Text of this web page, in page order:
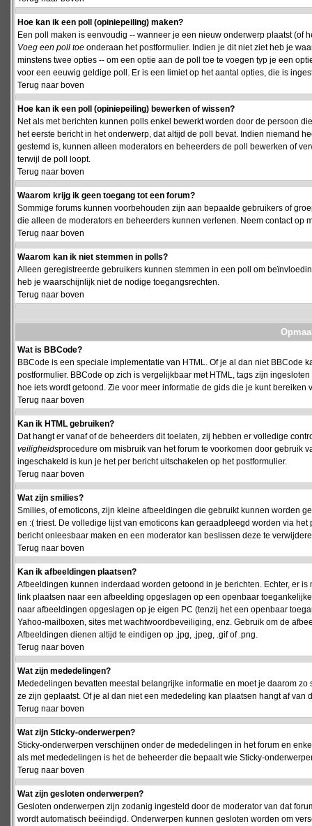
Hoe kan ik een poll (opiniepeiling) maken?
Een poll maken is eenvoudig -- wanneer je een nieuw onderwerp plaatst (of
Voeg een poll toe onderaan het postformulier. Indien je dit niet ziet heb je
minstens twee opties -- om een optie aan de poll toe te voegen typ je een
voor een eeuwig geldige poll. Er is een limiet op het aantal opties, die is
Terug naar boven
Hoe kan ik een poll (opiniepeiling) bewerken of wissen?
Net als met berichten kunnen polls enkel bewerkt worden door de persoon
het eerste bericht in het onderwerp, dat altijd de poll bevat. Indien niemand
gestemd is, kunnen alleen moderators en beheerders de poll bewerken of
terwijl de poll loopt.
Terug naar boven
Waarom krijg ik geen toegang tot een forum?
Sommige forums kunnen voorbehouden zijn aan bepaalde gebruikers of
die alleen de moderators en beheerders kunnen verlenen. Neem contact op
Terug naar boven
Waarom kan ik niet stemmen in polls?
Alleen geregistreerde gebruikers kunnen stemmen in een poll om
heb je waarschijnlijk niet de nodige toegangsrechten.
Terug naar boven
Wat is BBCode?
BBCode is een speciale implementatie van HTML. Of je al dan niet
postformulier. BBCode op zich is vergelijkbaar met HTML, tags zijn
hoe iets wordt getoond. Zie voor meer informatie de gids die je kunt bereiken
Terug naar boven
Kan ik HTML gebruiken?
Dat hangt er vanaf of de beheerders dit toelaten, zij hebben er volledige
veiligheidsprocedure om misbruik van het forum te voorkomen door gebruik
ingeschakeld is kun je het per bericht uitschakelen op het postformulier.
Terug naar boven
Wat zijn smilies?
Smilies, of emoticons, zijn kleine afbeeldingen die gebruikt kunnen worden
en :( triest. De volledige lijst van emoticons kan geraadpleegd worden via
bericht onleesbaar maken en een moderator kan beslissen deze te
Terug naar boven
Kan ik afbeeldingen plaatsen?
Afbeeldingen kunnen inderdaad worden getoond in je berichten. Echter, er
link plaatsen naar een afbeelding opgeslagen op een openbaar
naar afbeeldingen opgeslagen op je eigen PC (tenzij het een openbaar
Yahoo-mailboxen, sites met wachtwoordbeveiliging, enz. Gebruik om de
Afbeeldingen dienen altijd te eindigen op .jpg, .jpeg, .gif of .png.
Terug naar boven
Wat zijn mededelingen?
Mededelingen bevatten meestal belangrijke informatie en moet je daarom
ze zijn geplaatst. Of je al dan niet een mededeling kan plaatsen hangt af
Terug naar boven
Wat zijn Sticky-onderwerpen?
Sticky-onderwerpen verschijnen onder de mededelingen in het forum en
als met mededelingen is het de beheerder die bepaalt wie Sticky-
Terug naar boven
Wat zijn gesloten onderwerpen?
Gesloten onderwerpen zijn zodanig ingesteld door de moderator van dat
wordt automatisch beëindigd. Onderwerpen kunnen gesloten worden om